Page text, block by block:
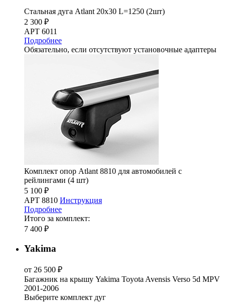
Стальная дуга Atlant 20х30 L=1250 (2шт)
2 300 ₽
АРТ 6011
Подробнее
Обязательно, если отсутствуют установочные адаптеры
Комплект опор Atlant 8810 для автомобилей с
рейлингами (4 шт)
5 100 ₽
АРТ 8810 Инструкция
Подробнее
Итого за комплект:
7 400 ₽
Yakima
от 26 500 ₽
Багажник на крышу Yakima Toyota Avensis Verso 5d MPV
2001-2006
Выберите комплект дуг